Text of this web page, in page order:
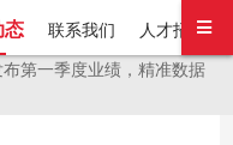
态 联系我们 人才招聘
第一季度业绩，精准数据